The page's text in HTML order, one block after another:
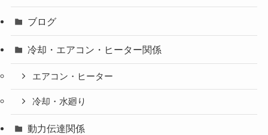
ブログ
冷却・エアコン・ヒーター関係
エアコン・ヒーター
冷却・水廻り
動力伝達関係